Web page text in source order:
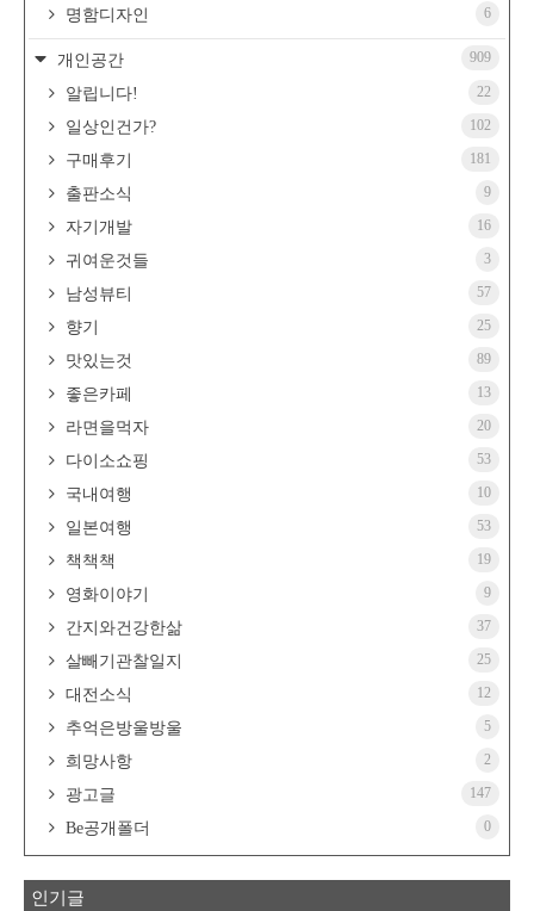
명함디자인 6
개인공간 909
알립니다! 22
일상인건가? 102
구매후기 181
출판소식 9
자기개발 16
귀여운것들 3
남성뷰티 57
향기 25
맛있는것 89
좋은카페 13
라면을먹자 20
다이소쇼핑 53
국내여행 10
일본여행 53
책책책 19
영화이야기 9
간지와건강한삶 37
살빼기관찰일지 25
대전소식 12
추억은방울방울 5
희망사항 2
광고글 147
Be공개폴더 0
인기글